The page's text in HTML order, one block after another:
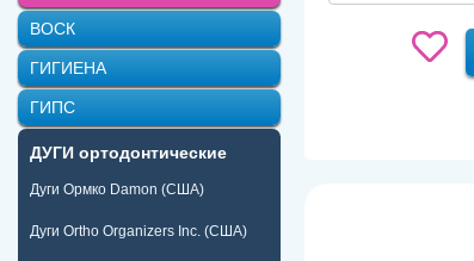
ВОСК
ГИГИЕНА
ГИПС
ДУГИ ортодонтические
Дуги Ормко Damon (США)
Дуги Ortho Organizers Inc. (США)